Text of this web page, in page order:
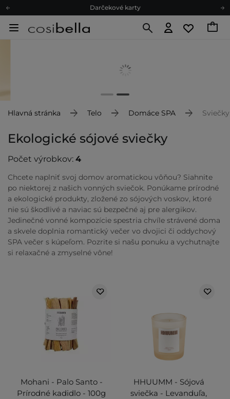
Darčekové karty
Ekologické balenie
Darčekové karty
Hlavná stránka Telo Domáce SPA Sviečky
Ekologické sójové sviečky
Počet výrobkov: 4
Chcete naplniť svoj domov aromatickou vôňou? Siahnite
po niektorej z našich vonných sviečok. Ponúkame prírodné
a ekologické produkty, zložené zo sójových voskov, ktoré
nie sú škodlivé a naviac sú bezpečné aj pre alergikov.
Jedinečné vonné kompozície spestria chvíle strávené doma
a skvele doplnia romantický večer vo dvojici či oddychový
SPA večer s kúpeľom. Pozrite si našu ponuku a vychutnajte
si relaxačné a zmyselné vône!
Mohani - Palo Santo -
Prírodné kadidlo - 100g
HHUUMM - Sójová
sviečka - Levanduľa,